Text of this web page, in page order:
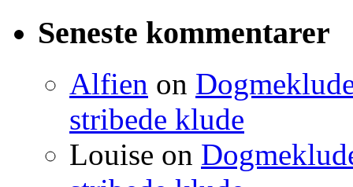
Seneste kommentarer
Alfien on
stribede klude
Louise on